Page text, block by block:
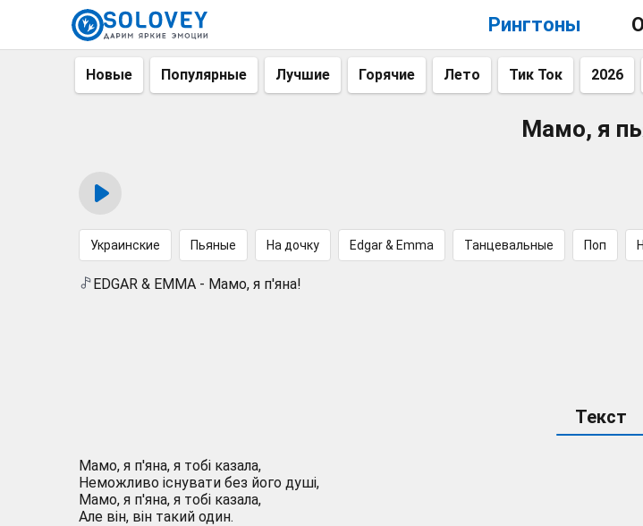
Рингтоны
Новые Популярные Лучшие Горячие Лето Тик Ток 2026
Мамо, я
Украинские Пьяные На дочку Edgar & Emma Танцевальные Поп
EDGAR & EMMA - Мамо, я п'яна!
Текст
Мамо, я п'яна, я тобі казала,
Неможливо існувати без його душі,
Мамо, я п'яна, я тобі казала,
Але він, він такий один.